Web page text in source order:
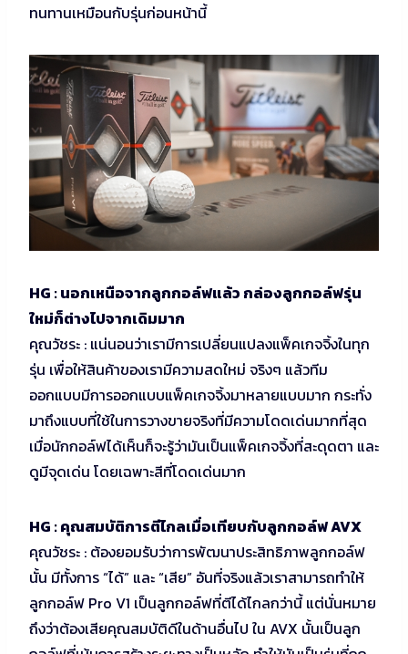
ทนทานเหมือนกับรุ่นก่อนหน้านี้
HG : นอกเหนือจากลูกกอล์ฟแล้ว กล่องลูกกอล์ฟรุ่น
ใหม่ก็ต่างไปจากเดิมมาก
คุณวัชระ : แน่นอนว่าเรามีการเปลี่ยนแปลงแพ็คเกจจิ้งในทุก
รุ่น เพื่อให้สินค้าของเรามีความสดใหม่ จริงๆ แล้วทีม
ออกแบบมีการออกแบบแพ็คเกจจิ้งมาหลายแบบมาก กระทั่ง
มาถึงแบบที่ใช้ในการวางขายจริงที่มีความโดดเด่นมากที่สุด
เมื่อนักกอล์ฟได้เห็นก็จะรู้ว่ามันเป็นแพ็คเกจจิ้งที่สะดุดตา และ
ดูมีจุดเด่น โดยเฉพาะสีที่โดดเด่นมาก
HG : คุณสมบัติการตีไกลเมื่อเทียบกับลูกกอล์ฟ AVX
คุณวัชระ : ต้องยอมรับว่าการพัฒนาประสิทธิภาพลูกกอล์ฟ
นั้น มีทั้งการ “ได้” และ “เสีย” อันที่จริงแล้วเราสามารถทำให้
ลูกกอล์ฟ Pro V1 เป็นลูกกอล์ฟที่ตีได้ไกลกว่านี้ แต่นั่นหมาย
ถึงว่าต้องเสียคุณสมบัติดีในด้านอื่นไป ใน AVX นั้นเป็นลูก